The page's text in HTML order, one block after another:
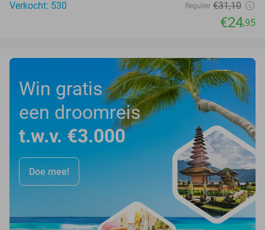
Verkocht: 530
Regulier €31,10
€24,95
Win gratis
een droomreis
t.w.v. €3.000
Doe mee!